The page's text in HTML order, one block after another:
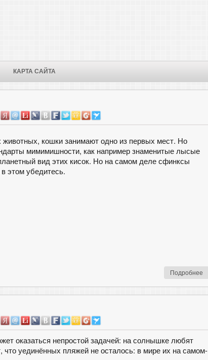
КАРТА САЙТА
кошки занимают одно из первых мест. Но
мимимишности, как например знаменитые лысые
вид этих кисок. Но на самом деле сфинксы
этом убедитесь.
Подробнее
оказаться непростой задачей: на солнышке любят
что уединённых пляжей не осталось: в мире их на самом-